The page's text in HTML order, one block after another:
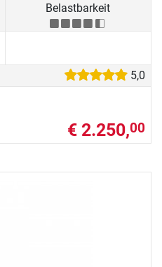
Belastbarkeit
5,0
€ 2.250,00